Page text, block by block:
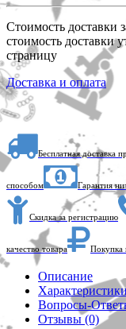
Стоимость доставки
стоимость доставки
страницу
Доставка и оплата
Бесплатная доставка
способом Гарантия
Скидка за регистрацию
качество товара Покупка
Описание
Вопросы-
Отзывы (0)